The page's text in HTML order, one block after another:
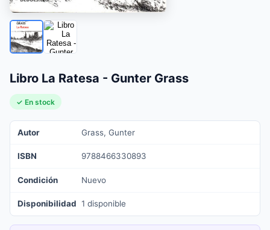
Libro La Ratesa - Gunter Grass
✓ En stock
Autor Grass, Gunter
ISBN 9788466330893
Condición Nuevo
Disponibilidad 1 disponible